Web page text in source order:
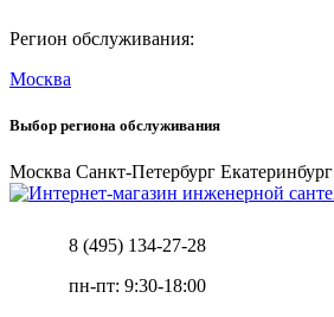
Регион обслуживания:
Москва
Выбор региона обслуживания
Москва Санкт-Петербург Екатеринбург
8 (495) 134-27-28
пн-пт: 9:30-18:00